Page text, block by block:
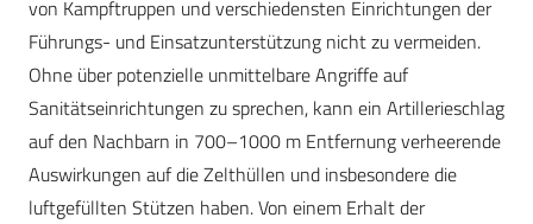
von Kampftruppen und verschiedensten Einrichtungen der
Führungs- und Einsatzunterstützung nicht zu vermeiden.
Ohne über potenzielle unmittelbare Angriffe auf
Sanitätseinrichtungen zu sprechen, kann ein Artillerieschlag
auf den Nachbarn in 700–1000 m Entfernung verheerende
Auswirkungen auf die Zelthüllen und insbesondere die
luftgefüllten Stützen haben. Von einem Erhalt der